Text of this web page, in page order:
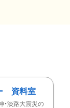
資料室
・淡路大震災の